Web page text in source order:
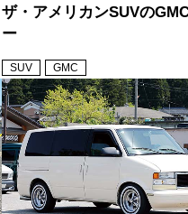
ザ・アメリカンSUVの
ー
SUV GMC